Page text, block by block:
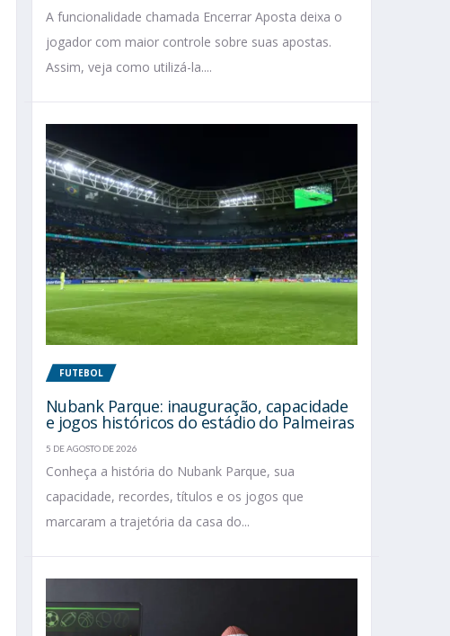
A funcionalidade chamada Encerrar Aposta deixa o
jogador com maior controle sobre suas apostas.
Assim, veja como utilizá-la....
FUTEBOL
Nubank Parque: inauguração, capacidade
e jogos históricos do estádio do Palmeiras
5 DE AGOSTO DE 2026
Conheça a história do Nubank Parque, sua
capacidade, recordes, títulos e os jogos que
marcaram a trajetória da casa do...